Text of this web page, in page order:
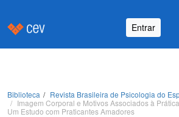
Entrar
Biblioteca
Revista Brasileira de Psicologia do
Imagem Corporal e Motivos Associados à
Um Estudo com Praticantes Amadores